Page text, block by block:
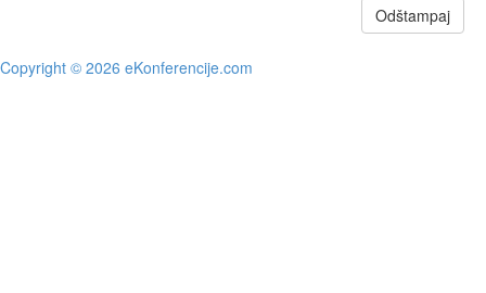
Odštampaj
Copyright © 2026 eKonferencije.com